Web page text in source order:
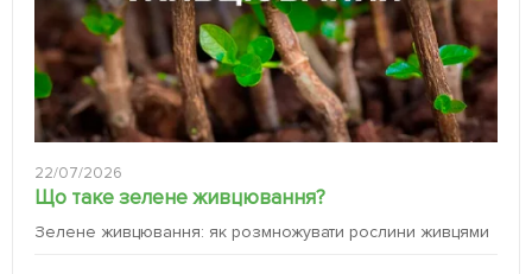
22/07/2026
Що таке зелене живцювання?
Зелене живцювання: як розмножувати рослини живцями